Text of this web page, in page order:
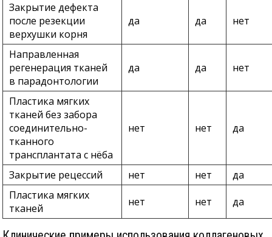
Закрытие дефекта
после резекции
верхушки корня
да да нет
Направленная
регенерация тканей
в парадонтологии
да да нет
Пластика мягких
тканей без забора
соединительно-
тканного
трансплантата с нёба
нет нет да
Закрытие рецессий нет нет
да
Пластика мягких
тканей
нет нет да